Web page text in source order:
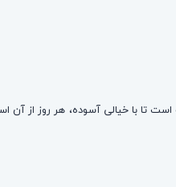
حساسیت است تا با خیالی آسوده، هر روز